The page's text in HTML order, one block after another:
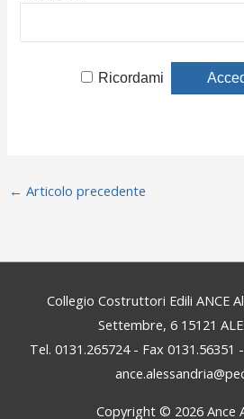
Ricordami
← Articolo precedente
Collegio Costruttori Edili ANCE
Settembre, 6 15121
Tel. 0131.265724 - Fax 0131.56351
Copyright © 2026 Ance